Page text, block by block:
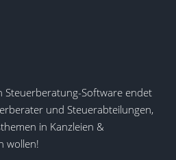
Steuerberatung-Software endet
und Steuerabteilungen,
in Kanzleien &
wollen!